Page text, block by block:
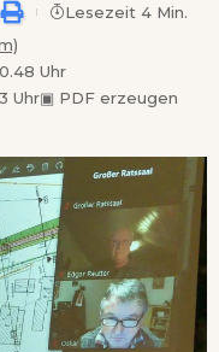
Uhr
Uhr▣ PDF erzeugen
Lesezeit 4 Min.